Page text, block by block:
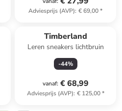
Adviesprijs (AVP): € 69,00*
Timberland
Leren sneakers lichtbruin
-44%
vanaf: € 68,99
Adviesprijs (AVP): € 125,00*